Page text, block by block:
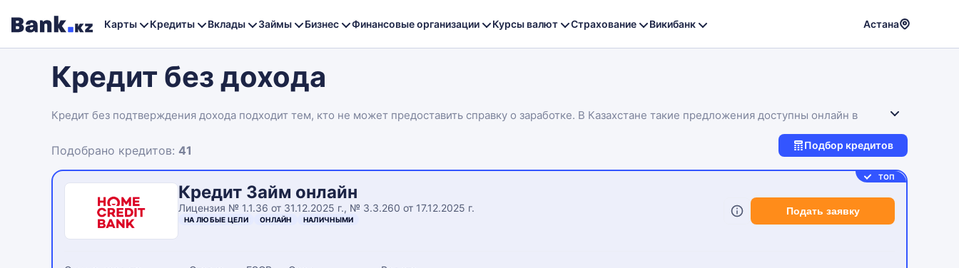
Карты Кредиты Вклады Займы Бизнес Финансовые организации Курсы валют Страхование Викибанк Астана
Кредит без дохода
Кредит без подтверждения дохода подходит тем, кто не может предоставить справку о заработке. В Казахстане такие предложения доступны онлайн в
Подбор кредитов
Подобрано кредитов: 41
ТОП
Кредит Займ онлайн
Лицензия № 1.1.36 от 31.12.2025 г., № 3.3.260 от 17.12.2025 г.
НА ЛЮБЫЕ ЦЕЛИ ОНЛАЙН НАЛИЧНЫМИ
Подать заявку